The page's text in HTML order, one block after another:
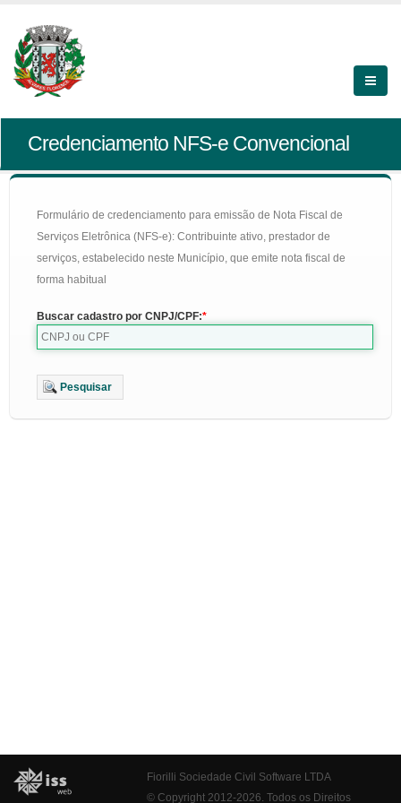
Credenciamento NFS-e Convencional
Formulário de credenciamento para emissão de Nota Fiscal de
Serviços Eletrônica (NFS-e): Contribuinte ativo, prestador de
serviços, estabelecido neste Município, que emite nota fiscal de
forma habitual
Buscar cadastro por CNPJ/CPF:
Pesquisar
Fiorilli Sociedade Civil Software LTDA
© Copyright 2012-2026. Todos os Direitos